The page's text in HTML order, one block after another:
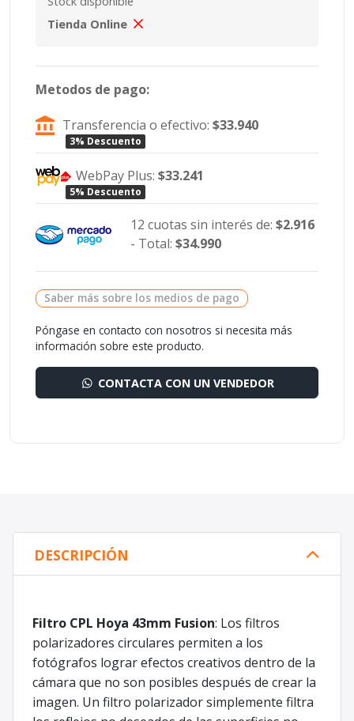
Tienda Online
Metodos de pago:
Transferencia o efectivo:$33.940
3% Descuento
WebPay Plus:$33.241
5% Descuento
12 cuotas sin interés de: $2.916
- Total: $34.990
Saber más sobre los medios de pago
Póngase en contacto con nosotros si necesita más
información sobre este producto.
CONTACTA CON UN VENDEDOR
DESCRIPCIÓN
Filtro CPL Hoya 43mm Fusion: Los filtros
polarizadores circulares permiten a los
fotógrafos lograr efectos creativos dentro de la
cámara que no son posibles después de crear la
imagen. Un filtro polarizador simplemente filtra